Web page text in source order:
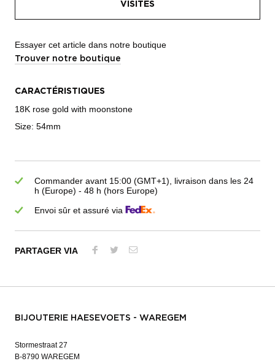
VISITES
Essayer cet article dans notre boutique
Trouver notre boutique
CARACTÉRISTIQUES
18K rose gold with moonstone
Size: 54mm
Commander avant 15:00 (GMT+1), livraison dans les 24
h (Europe) - 48 h (hors Europe)
Envoi sûr et assuré via
PARTAGER VIA
BIJOUTERIE HAESEVOETS - WAREGEM
Stormestraat 27
B-8790 WAREGEM